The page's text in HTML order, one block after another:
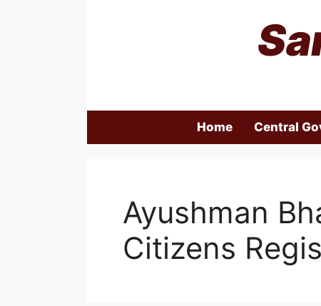
Home Central
Ayushman
Citizens